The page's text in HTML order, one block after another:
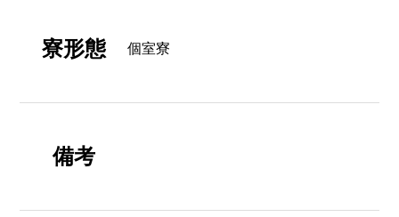
寮形態 個室寮
備考